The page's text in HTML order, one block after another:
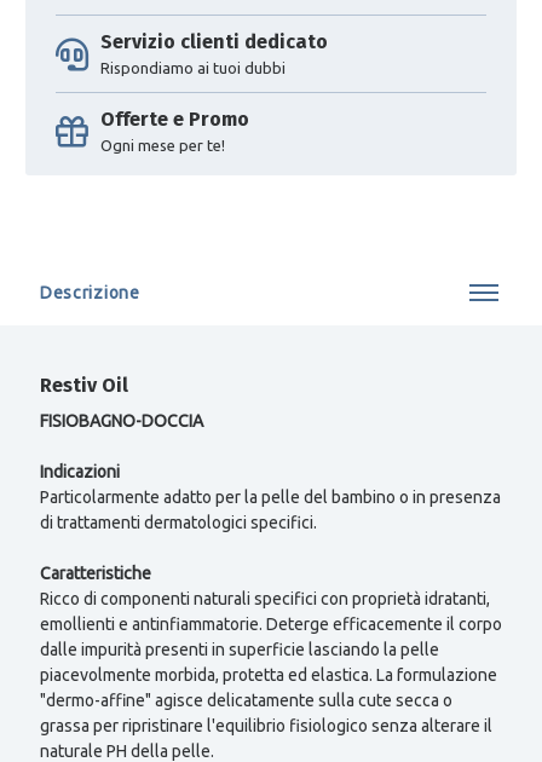
Servizio clienti dedicato
Rispondiamo ai tuoi dubbi
Offerte e Promo
Ogni mese per te!
Descrizione
Restiv Oil
FISIOBAGNO-DOCCIA
Indicazioni
Particolarmente adatto per la pelle del bambino o in presenza
di trattamenti dermatologici specifici.
Caratteristiche
Ricco di componenti naturali specifici con proprietà idratanti,
emollienti e antinfiammatorie. Deterge efficacemente il corpo
dalle impurità presenti in superficie lasciando la pelle
piacevolmente morbida, protetta ed elastica. La formulazione
"dermo-affine" agisce delicatamente sulla cute secca o
grassa per ripristinare l'equilibrio fisiologico senza alterare il
naturale PH della pelle.